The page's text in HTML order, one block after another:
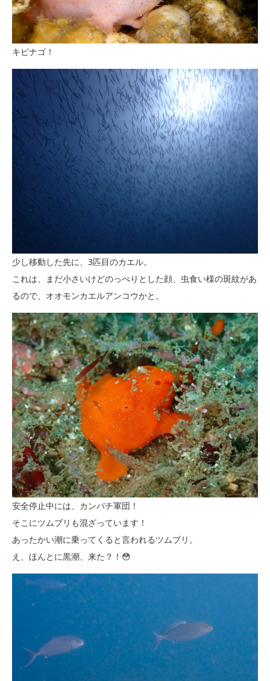
キビナゴ！
少し移動した先に、3匹目のカエル。
これは、まだ小さいけどのっぺりとした顔、虫食い様の斑紋があ
るので、オオモンカエルアンコウかと。
安全停止中には、カンパチ軍団！
そこにツムブリも混ざっています！
あったかい潮に乗ってくると言われるツムブリ。
え、ほんとに黒潮、来た？！😳